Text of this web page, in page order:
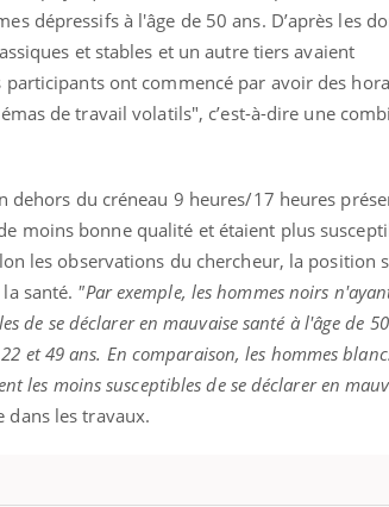
dépressifs à l'âge de 50 ans. D’après les
et stables et un autre tiers avaient
ont commencé par avoir des
de travail volatils", c’est-à-dire une
du créneau 9 heures/17 heures
moins bonne qualité et étaient plus
les observations du chercheur, la position
santé. "Par exemple, les hommes noirs
de se déclarer en mauvaise santé à l'âge de
et 49 ans. En comparaison, les hommes
moins susceptibles de se déclarer en
dans les travaux.
DRH et
comment protéger vos
et éviter les ...